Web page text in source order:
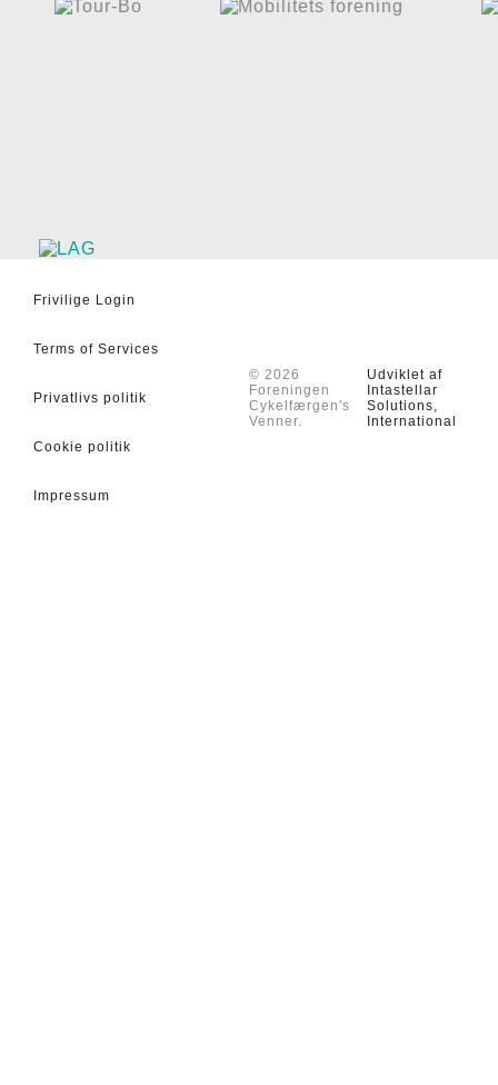
Frivilige Login
Terms of Services
Privatlivs politik
Cookie politik
Impressum
© 2026
Foreningen
Cykelfærgen's
Venner.
Udviklet af
Intastellar
Solutions,
International